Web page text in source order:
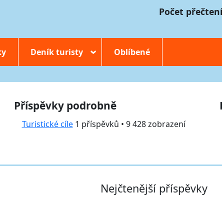
Počet
Deník turisty › Oblíbené
Příspěvky podrobně
Turistické cíle1 příspěvků • 9 428 zobrazení
Nejčtenější příspěvky